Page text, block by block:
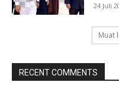
24 Juli
Muat
RECENT COMMENTS